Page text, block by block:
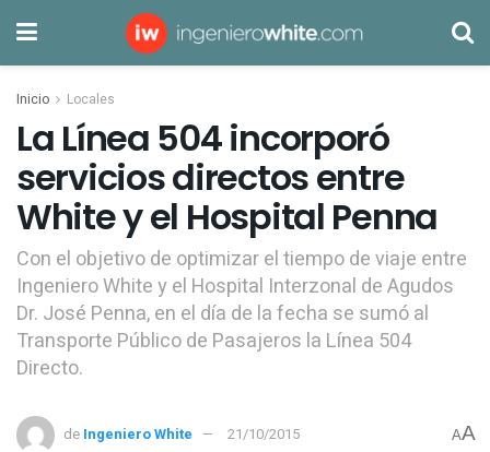
Inicio Locales
La Línea 504 incorporó
servicios directos entre
White y el Hospital Penna
Con el objetivo de optimizar el tiempo de viaje entre
Ingeniero White y el Hospital Interzonal de Agudos
Dr. José Penna, en el día de la fecha se sumó al
Transporte Público de Pasajeros la Línea 504
Directo.
de Ingeniero White 21/10/2015 AA